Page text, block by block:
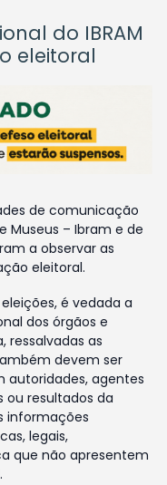
do IBRAM
eleitoral
de comunicação
Museus – Ibram e de
a observar as
eleitoral.
é vedada a
dos órgãos e
ressalvadas as
devem ser
autoridades, agentes
ou resultados da
informações
legais,
que não apresentem